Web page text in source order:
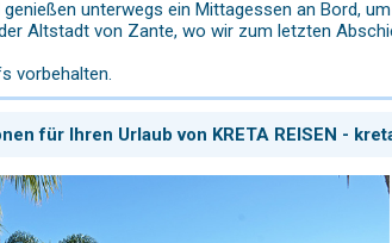
unterwegs ein Mittagessen an Bord,
Altstadt von Zante, wo wir zum letzten
vorbehalten.
für Ihren Urlaub von KRETA REISEN -